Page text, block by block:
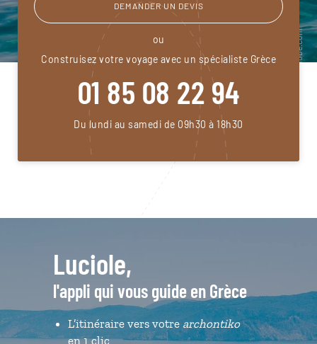
DEMANDER UN DEVIS
ou
Construisez votre voyage avec un spécialiste Grèce
01 85 08 22 94
Du lundi au samedi de 09h30 à 18h30
Luciole,
l'appli qui vous guide en Grèce
L’itinéraire vers votre archontiko
en 1 clic